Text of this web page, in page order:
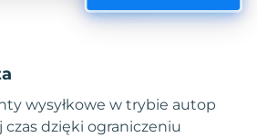
wysyłkowe w trybie autop
czas dzięki ograniczeniu